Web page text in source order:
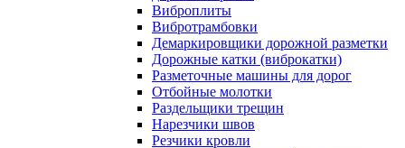
Виброплиты
Вибротрамбовки
Демаркировщики дорожной разметки
Дорожные катки (виброкатки)
Разметочные машины для дорог
Отбойные молотки
Раздельщики трещин
Нарезчики швов
Резчики кровли